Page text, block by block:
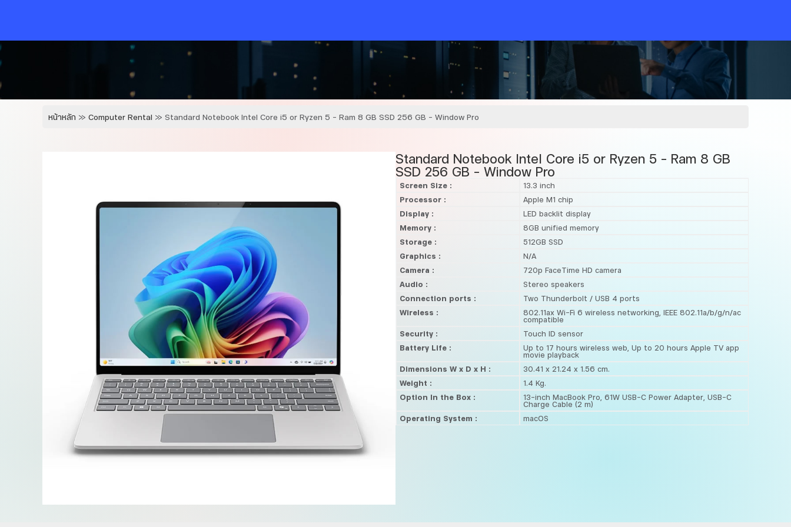
หน้าหลัก » Computer Rental » Standard Notebook Intel Core i5 or Ryzen 5 – Ram 8 GB SSD 256 GB – Window Pro
Standard Notebook Intel Core i5 or Ryzen 5 – Ram 8 GB
SSD 256 GB – Window Pro
Screen Size :
13.3 inch
Processor :
Apple M1 chip
Display :
LED backlit display
Memory :
8GB unified memory
Storage :
512GB SSD
Graphics :
N/A
Camera :
720p FaceTime HD camera
Audio :
Stereo speakers
Connection ports :
Two Thunderbolt / USB 4 ports
Wireless :
802.11ax Wi-Fi 6 wireless networking, IEEE 802.11a/b/g/n/ac
compatible
Security :
Touch ID sensor
Battery Life :
Up to 17 hours wireless web, Up to 20 hours Apple TV app
movie playback
Dimensions W x D x H :
30.41 x 21.24 x 1.56 cm.
Weight :
1.4 Kg.
Option In the Box :
13-inch MacBook Pro, 61W USB-C Power Adapter, USB-C
Charge Cable (2 m)
Operating System :
macOS